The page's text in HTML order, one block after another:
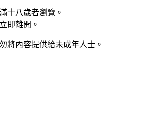
十八歲者瀏覽。
即離開。
將內容提供給未成年人士。